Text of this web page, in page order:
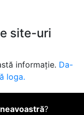
site-uri
informație. Da-
loga.
?